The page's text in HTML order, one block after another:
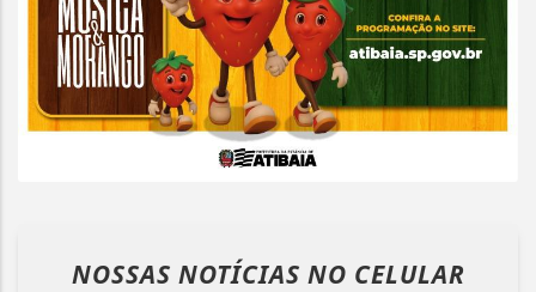
NOSSAS NOTÍCIAS NO CELULAR